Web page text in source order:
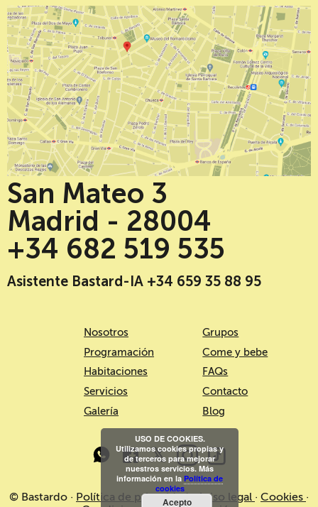
San Mateo 3
Madrid - 28004
+34 682 519 535
Asistente Bastard-IA +34 659 35 88 95
Nosotros
Programación
Habitaciones
Servicios
Galería
Grupos
Come y bebe
FAQs
Contacto
Blog
© Bastardo · Política de privacidad·Aviso legal · Cookies ·
USO DE COOKIES.
Utilizamos cookies propias y
de terceros para mejorar
nuestros servicios. Más
información en la Política de
cookies
Acepto